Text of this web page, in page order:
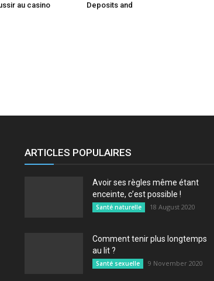
endroit
au casino
Deposits and
ARTICLES POPULAIRES
Avoir ses règles même étant
enceinte, c’est possible !
Santé naturelle 18 August 2020
Comment tenir plus longtemps
au lit ?
Santé sexuelle 9 November 2020